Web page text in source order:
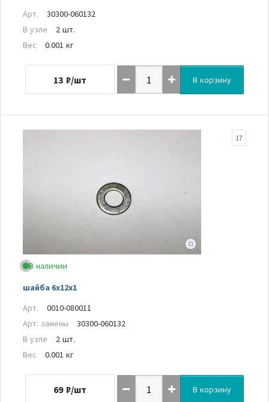
Арт.
30300-060132
В узле
2 шт.
Вес
0.001 кг
13 ₽/шт В корзину
В наличии
шайба 6x12x1
17
Арт.
0010-080011
Арт. замены
30300-060132
В узле
2 шт.
Вес
0.001 кг
69 ₽/шт В корзину